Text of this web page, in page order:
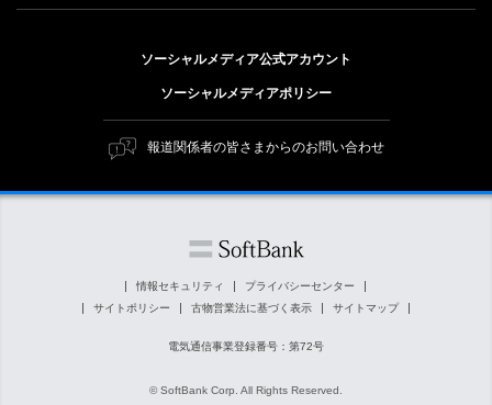
トップメッセージ
ESG方針・体制
マテリアリティ（重要課題）
ESGの主な取り組み
外部評価・イニシアチブ
キャリア採用
障がい者採用
ソーシャルメディア公式アカウント
ソーシャルメディアポリシー
報道関係者の皆さまからのお問い合わせ
情報セキュリティ
プライバシーセンター
サイトポリシー
古物営業法に基づく表示 サイトマップ
電気通信事業登録番号：第72号
© SoftBank Corp. All Rights Reserved.